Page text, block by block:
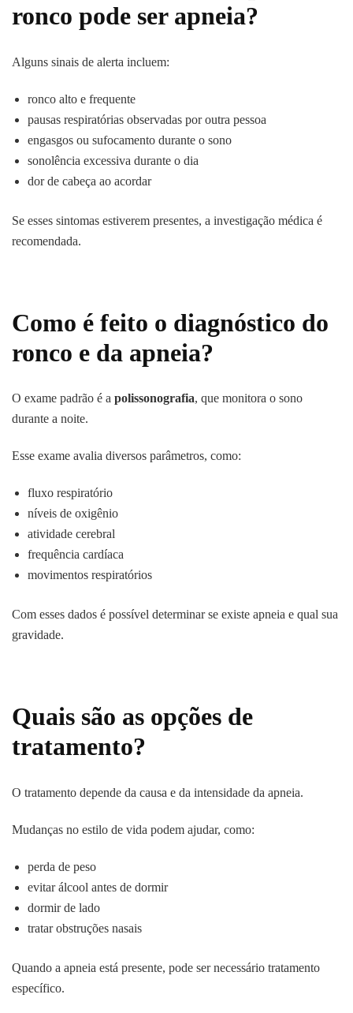
ronco pode ser apneia?
Alguns sinais de alerta incluem:
ronco alto e frequente
pausas respiratórias observadas por outra pessoa
engasgos ou sufocamento durante o sono
sonolência excessiva durante o dia
dor de cabeça ao acordar
Se esses sintomas estiverem presentes, a investigação médica é
recomendada.
Como é feito o diagnóstico do
ronco e da apneia?
O exame padrão é a polissonografia, que monitora o sono
durante a noite.
Esse exame avalia diversos parâmetros, como:
fluxo respiratório
níveis de oxigênio
atividade cerebral
frequência cardíaca
movimentos respiratórios
Com esses dados é possível determinar se existe apneia e qual sua
gravidade.
Quais são as opções de
tratamento?
O tratamento depende da causa e da intensidade da apneia.
Mudanças no estilo de vida podem ajudar, como:
perda de peso
evitar álcool antes de dormir
dormir de lado
tratar obstruções nasais
Quando a apneia está presente, pode ser necessário tratamento
específico.